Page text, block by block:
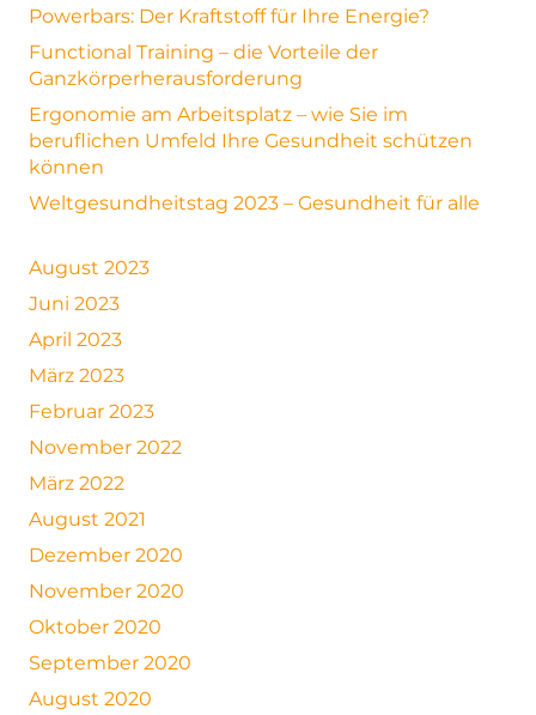
Powerbars: Der Kraftstoff für Ihre Energie?
Functional Training – die Vorteile der
Ganzkörperherausforderung
Ergonomie am Arbeitsplatz – wie Sie im
beruflichen Umfeld Ihre Gesundheit schützen
können
Weltgesundheitstag 2023 – Gesundheit für alle
August 2023
Juni 2023
April 2023
März 2023
Februar 2023
November 2022
März 2022
August 2021
Dezember 2020
November 2020
Oktober 2020
September 2020
August 2020